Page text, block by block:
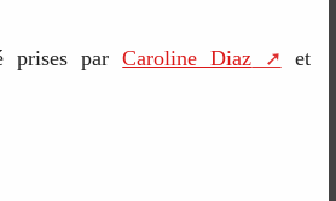
prises parCaroline Diaz
et